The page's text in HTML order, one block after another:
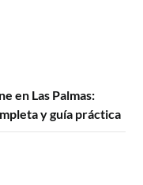
en Las Palmas:
y guía práctica